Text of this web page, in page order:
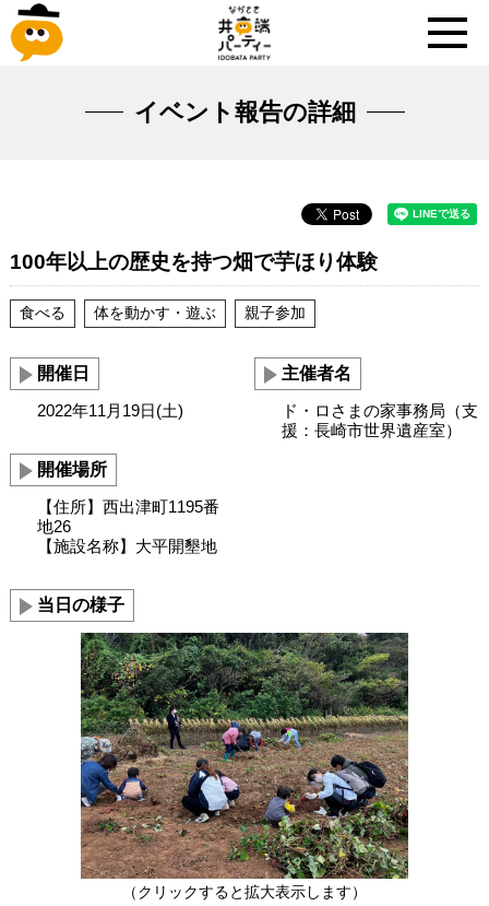
イベント報告の詳細
100年以上の歴史を持つ畑で芋ほり体験
食べる 体を動かす・遊ぶ 親子参加
開催日
2022年11月19日(土)
開催場所
【住所】西出津町1195番
地26
【施設名称】大平開墾地
主催者名
ド・ロさまの家事務局（支
援：長崎市世界遺産室）
当日の様子
（クリックすると拡大表示します）